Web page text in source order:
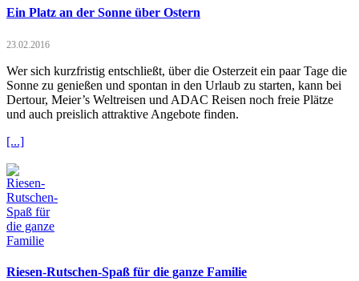
Ein Platz an der Sonne über Ostern
23.02.2016
Wer sich kurzfristig entschließt, über die Osterzeit ein paar Tage die
Sonne zu genießen und spontan in den Urlaub zu starten, kann bei
Dertour, Meier’s Weltreisen und ADAC Reisen noch freie Plätze
und auch preislich attraktive Angebote finden.
[...]
Riesen-Rutschen-Spaß für die ganze Familie